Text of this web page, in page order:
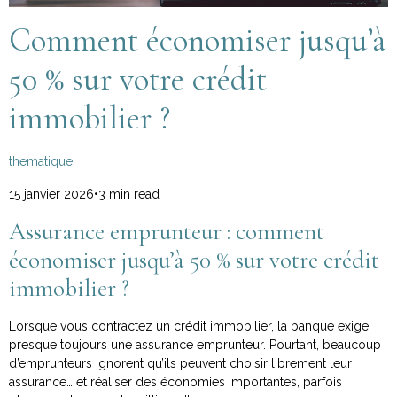
Comment économiser jusqu’à
50 % sur votre crédit
immobilier ?
thematique
15 janvier 2026•3 min read
Assurance emprunteur : comment
économiser jusqu’à 50 % sur votre crédit
immobilier ?
Lorsque vous contractez un crédit immobilier, la banque exige
presque toujours une assurance emprunteur. Pourtant, beaucoup
d’emprunteurs ignorent qu’ils peuvent choisir librement leur
assurance… et réaliser des économies importantes, parfois